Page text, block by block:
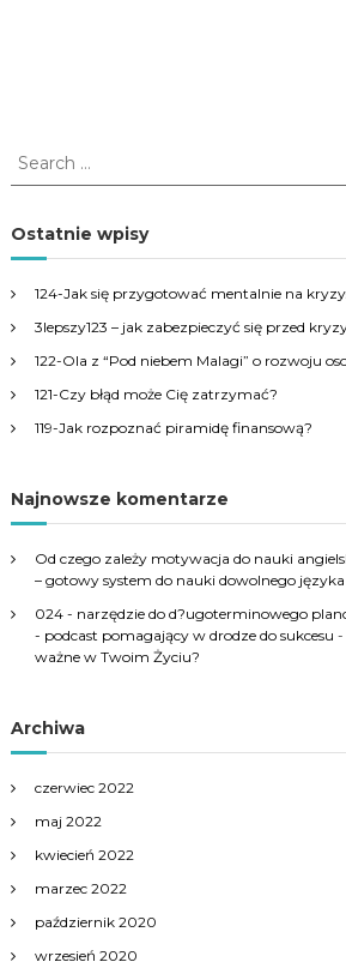
S
r
c
f
o
r
Ostatnie wpisy
124-Jak się przygotować mentalnie na
3lepszy123 – jak zabezpieczyć się przed
122-Ola z “Pod niebem Malagi” o rozwoju
121-Czy błąd może Cię zatrzymać?
119-Jak rozpoznać piramidę finansową?
Najnowsze komentarze
Od czego zależy motywacja do nauki
– gotowy system do nauki dowolnego
024 - narzędzie do d?ugoterminowego
- podcast pomagający w drodze do sukcesu -
ważne w Twoim Życiu?
Archiwa
czerwiec 2022
maj 2022
kwiecień 2022
marzec 2022
październik 2020
wrzesień 2020